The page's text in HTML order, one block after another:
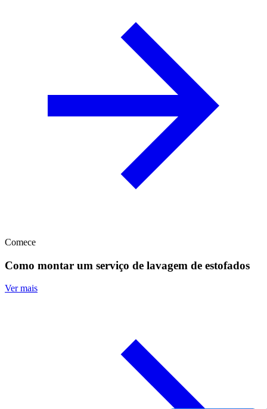
Comece
Como montar um serviço de lavagem de estofados
Ver mais